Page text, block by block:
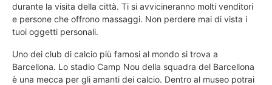
durante la visita della città. Ti si avvicineranno molti venditori
e persone che offrono massaggi. Non perdere mai di vista i
tuoi oggetti personali.
Uno dei club di calcio più famosi al mondo si trova a
Barcellona. Lo stadio Camp Nou della squadra del Barcellona
è una mecca per gli amanti dei calcio. Dentro al museo potrai